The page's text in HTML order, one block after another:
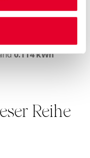
0.114 kWh
Reihe